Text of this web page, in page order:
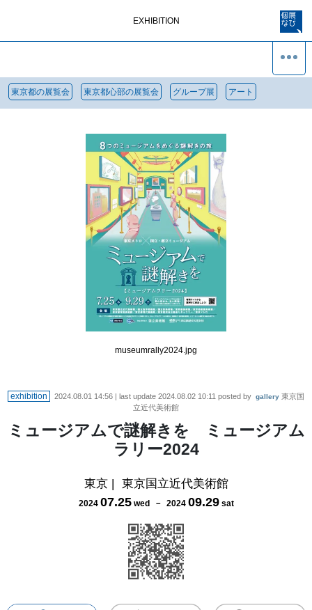
EXHIBITION
東京都の展覧会 東京都心部の展覧会 グループ展 アート
museumrally2024.jpg
exhibition 2024.08.01 14:56 | last update 2024.08.02 10:11 posted by gallery 東京国
立近代美術館
ミュージアムで謎解きを ミュージアム
ラリー2024
東京| 東京国立近代美術館
2024 07.25 wed－ 2024 09.29 sat